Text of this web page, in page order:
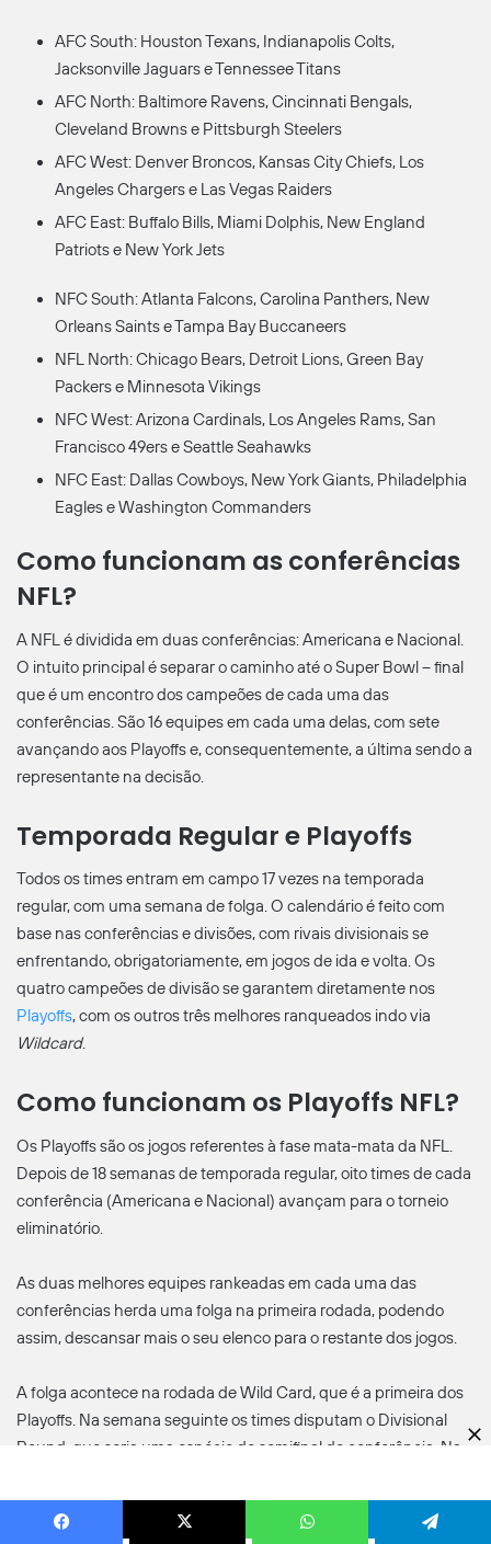
AFC South: Houston Texans, Indianapolis Colts,
Jacksonville Jaguars e Tennessee Titans
AFC North: Baltimore Ravens, Cincinnati Bengals,
Cleveland Browns e Pittsburgh Steelers
AFC West: Denver Broncos, Kansas City Chiefs, Los
Angeles Chargers e Las Vegas Raiders
AFC East: Buffalo Bills, Miami Dolphis, New England
Patriots e New York Jets
NFC South: Atlanta Falcons, Carolina Panthers, New
Orleans Saints e Tampa Bay Buccaneers
NFL North: Chicago Bears, Detroit Lions, Green Bay
Packers e Minnesota Vikings
NFC West: Arizona Cardinals, Los Angeles Rams, San
Francisco 49ers e Seattle Seahawks
NFC East: Dallas Cowboys, New York Giants, Philadelphia
Eagles e Washington Commanders
Como funcionam as conferências
NFL?
A NFL é dividida em duas conferências: Americana e Nacional.
O intuito principal é separar o caminho até o Super Bowl – final
que é um encontro dos campeões de cada uma das
conferências. São 16 equipes em cada uma delas, com sete
avançando aos Playoffs e, consequentemente, a última sendo a
representante na decisão.
Temporada Regular e Playoffs
Todos os times entram em campo 17 vezes na temporada
regular, com uma semana de folga. O calendário é feito com
base nas conferências e divisões, com rivais divisionais se
enfrentando, obrigatoriamente, em jogos de ida e volta. Os
quatro campeões de divisão se garantem diretamente nos
Playoffs, com os outros três melhores ranqueados indo via
Wildcard.
Como funcionam os Playoffs NFL?
Os Playoffs são os jogos referentes à fase mata-mata da NFL.
Depois de 18 semanas de temporada regular, oito times de cada
conferência (Americana e Nacional) avançam para o torneio
eliminatório.
As duas melhores equipes rankeadas em cada uma das
conferências herda uma folga na primeira rodada, podendo
assim, descansar mais o seu elenco para o restante dos jogos.
A folga acontece na rodada de Wild Card, que é a primeira dos
Playoffs. Na semana seguinte os times disputam o Divisional
Round, que seria uma espécie de semifinal de conferência. Na
vencedor de cada conferência se enfrenta no Super Bowl.